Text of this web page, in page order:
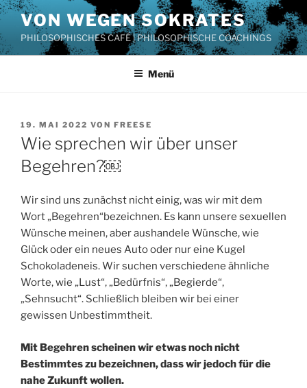
Zum
Inhalt
springen
VON WEGEN SOKRATES
PHILOSOPHISCHES CAFÉ | PHILOSOPHISCHE COACHINGS
Menü
VERÖFFENTLICHT
AM
19. MAI 2022 VON FREESE
Wie sprechen wir über unser
Begehren?￼
Wir sind uns zunächst nicht einig, was wir mit dem
Wort „Begehren“bezeichnen. Es kann unsere sexuellen
Wünsche meinen, aber aushandele Wünsche, wie
Glück oder ein neues Auto oder nur eine Kugel
Schokoladeneis. Wir suchen verschiedene ähnliche
Worte, wie „Lust“, „Bedürfnis“, „Begierde“,
„Sehnsucht“. Schließlich bleiben wir bei einer
gewissen Unbestimmtheit.
Mit Begehren scheinen wir etwas noch nicht
Bestimmtes zu bezeichnen, dass wir jedoch für die
nahe Zukunft wollen.